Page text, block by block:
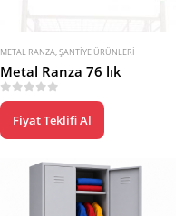
ŞANTIYE RANZASI
METAL RANZA,ŞANTIYE ÜRÜNLERI
Metal Ranza 76 lık
05 üzerinden
Fiyat Teklifi Al